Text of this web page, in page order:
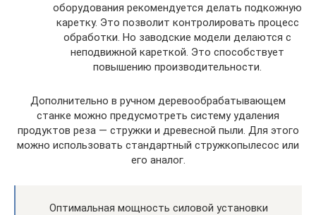
оборудования рекомендуется делать подкожную
каретку. Это позволит контролировать процесс
обработки. Но заводские модели делаются с
неподвижной кареткой. Это способствует
повышению производительности.
Дополнительно в ручном деревообрабатывающем
станке можно предусмотреть систему удаления
продуктов реза — стружки и древесной пыли. Для этого
можно использовать стандартный стружкопылесос или
его аналог.
Оптимальная мощность силовой установки